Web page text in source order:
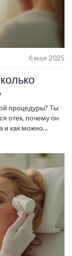
6 мая 2025
процедуры? Ты
отек, почему он
и как можно